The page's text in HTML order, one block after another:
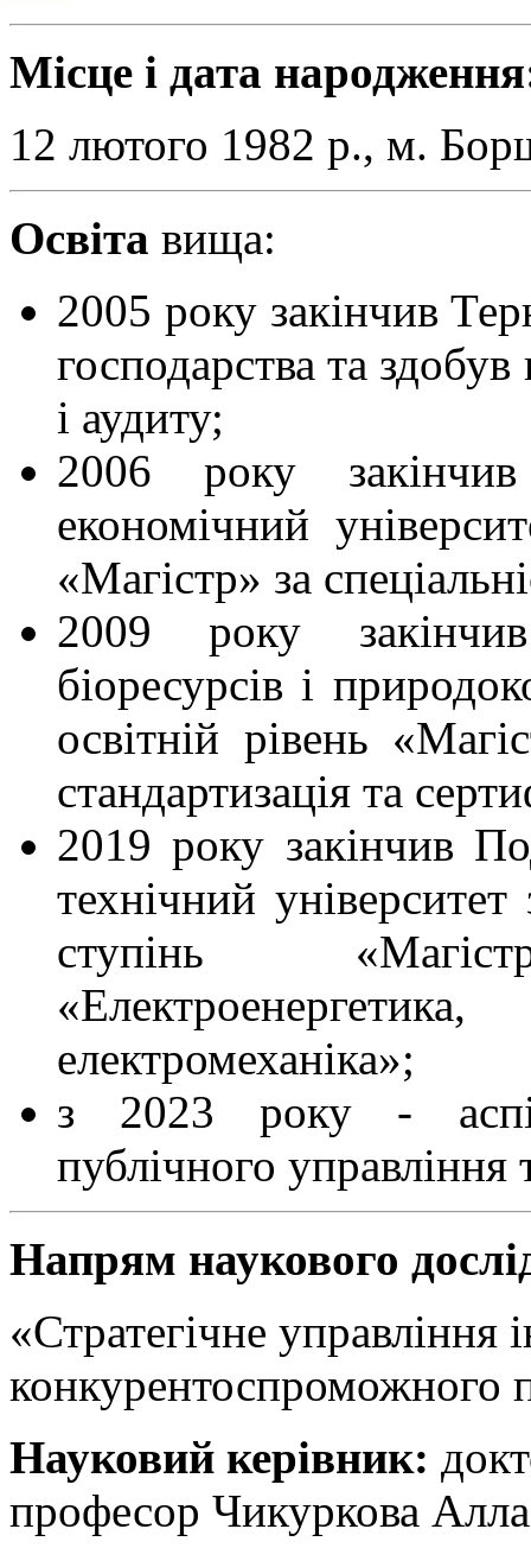
Місце і дата
12 лютого 1982 р., м.
Освіта вища:
2005 року закінчив
господарства та здобув
і аудиту;
2006 року
економічний
«Магістр» за
2009 року
біоресурсів і
освітній рівень
стандартизація та
2019 року закінчив
технічний
ступінь
електромеханіка»;
з 2023 року -
публічного управління
Напрям наукового
«Стратегічне управління
конкурентоспроможного
Науковий керівник:
професор Чикуркова